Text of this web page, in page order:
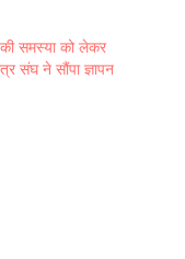
की समस्या को लेकर
संघ ने सौंपा ज्ञापन